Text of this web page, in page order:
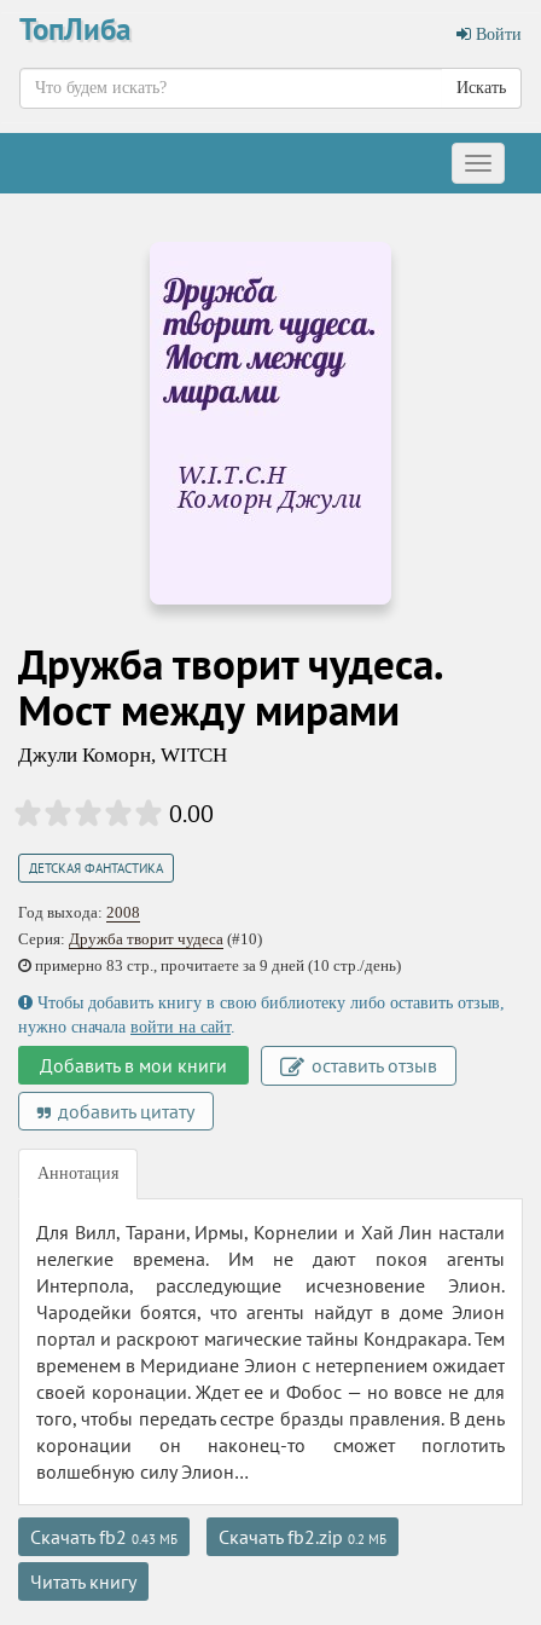
ТопЛиба Войти
Искать
Меню
Дружба творит чудеса.
Мост между мирами
Джули Коморн, WITCH
0.00
ДЕТСКАЯ ФАНТАСТИКА
Год выхода: 2008
Серия: Дружба творит чудеса (#10)
примерно 83 стр., прочитаете за 9 дней (10 стр./день)
Чтобы добавить книгу в свою библиотеку либо оставить отзыв,
нужно сначала войти на сайт.
Добавить в мои книги
оставить отзыв
добавить цитату
Аннотация
Для Вилл, Тарани, Ирмы, Корнелии и Хай Лин настали
нелегкие времена. Им не дают покоя агенты
Интерпола, расследующие исчезновение Элион.
Чародейки боятся, что агенты найдут в доме Элион
портал и раскроют магические тайны Кондракара. Тем
временем в Меридиане Элион с нетерпением ожидает
своей коронации. Ждет ее и Фобос — но вовсе не для
того, чтобы передать сестре бразды правления. В день
коронации он наконец-то сможет поглотить
волшебную силу Элион…
Скачать fb2 0.43 МБ Скачать fb2.zip 0.2 МБ
Читать книгу